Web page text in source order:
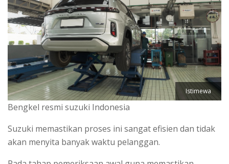
Istimewa
Bengkel resmi suzuki Indonesia
Suzuki memastikan proses ini sangat efisien dan tidak
akan menyita banyak waktu pelanggan.